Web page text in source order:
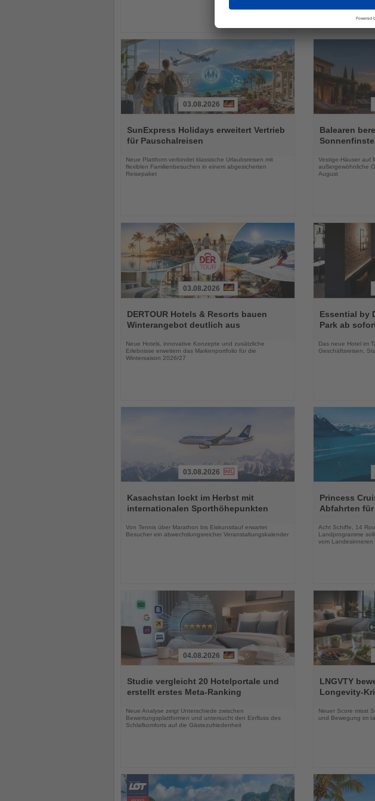
Sie
die
03.08.2026
SunExpress Holidays erweitert Vertrieb
für Pauschalreisen
Neue Plattform verbindet klassische Urlaubsreisen mit
flexiblen Familienbesuchen in einem abgesicherten
Reisepaket
Sie
die
Balearen
Vestige-Häuser auf
außergewöhnliche
August
Sie
die
Nachrichten
03.08.2026
DERTOUR Hotels & Resorts bauen
Winterangebot deutlich aus
Neue Hotels, innovative Konzepte und zusätzliche
Erlebnisse erweitern das Markenportfolio für die
Wintersaison 2026/27
Sie
die
Essential by
Park ab
Das neue Hotel im
Geschäftsreisen,
Sie
die
03.08.2026
Kasachstan lockt im Herbst mit
internationalen Sporthöhepunkten
Von Tennis über Marathon bis Eiskunstlauf erwartet
Besucher ein abwechslungsreicher Veranstaltungskalender
Sie
die
Princess
Abfahrten für
Acht Schiffe, 14
Landprogramme
vom Landesinneren
Sie
die
04.08.2026
Studie vergleicht 20 Hotelportale und
erstellt erstes Meta-Ranking
Neue Analyse zeigt Unterschiede zwischen
Bewertungsplattformen und untersucht den Einfluss des
Schlafkomforts auf die Gästezufriedenheit
Sie
die
Nachrichten
LNGVTY
Longevity-
Neuer Score misst
und Bewegung im